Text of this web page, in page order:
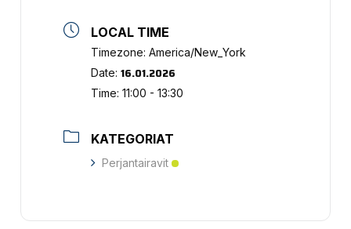
LOCAL TIME
Timezone:America/New_York
Date:16.01.2026
Time:11:00 - 13:30
KATEGORIAT
Perjantairavit